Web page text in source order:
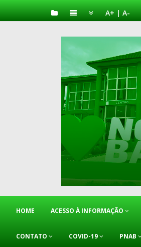
A+|A-
HOME ACESSO À INFORMAÇÃO
CONTATO COVID-19 PNAB